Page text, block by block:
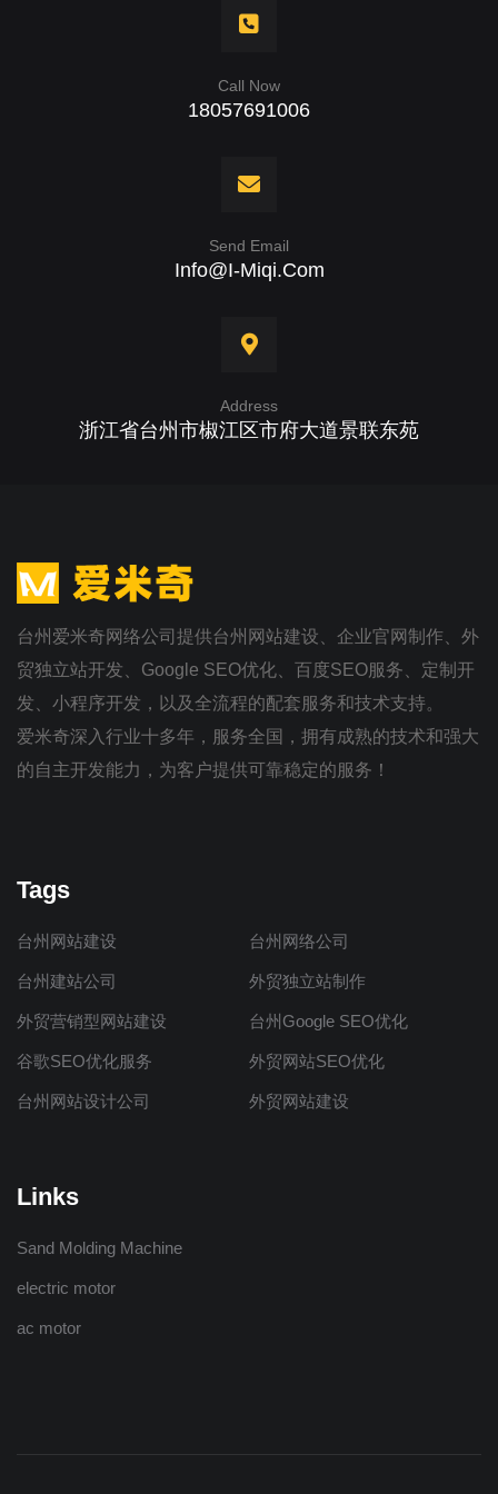
Call Now
18057691006
Send Email
Info@i-Miqi.com
Address
浙江省台州市椒江区市府大道景联东苑
台州爱米奇网络公司提供台州网站建设、企业官网制作、外
贸独立站开发、Google SEO优化、百度SEO服务、定制开
发、小程序开发，以及全流程的配套服务和技术支持。
爱米奇深入行业十多年，服务全国，拥有成熟的技术和强大
的自主开发能力，为客户提供可靠稳定的服务！
Tags
台州网站建设 台州网络公司
台州建站公司 外贸独立站制作
外贸营销型网站建设 台州Google SEO优化
谷歌SEO优化服务 外贸网站SEO优化
台州网站设计公司 外贸网站建设
Links
Sand Molding Machine
electric motor
ac motor